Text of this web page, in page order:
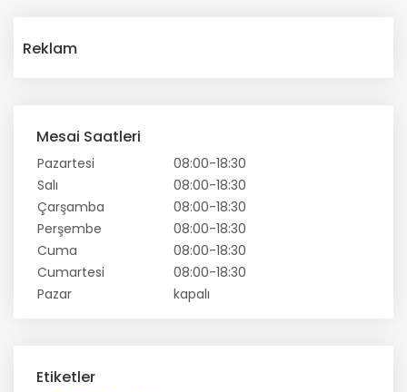
Reklam
Mesai Saatleri
Pazartesi
08:00-18:30
Salı
08:00-18:30
Çarşamba
08:00-18:30
Perşembe
08:00-18:30
Cuma
08:00-18:30
Cumartesi
08:00-18:30
Pazar
kapalı
Etiketler